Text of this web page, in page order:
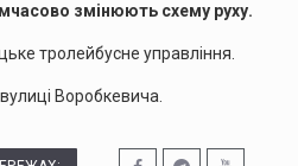
змінюють схему руху.
тролейбусне управління.
Воробкевича.